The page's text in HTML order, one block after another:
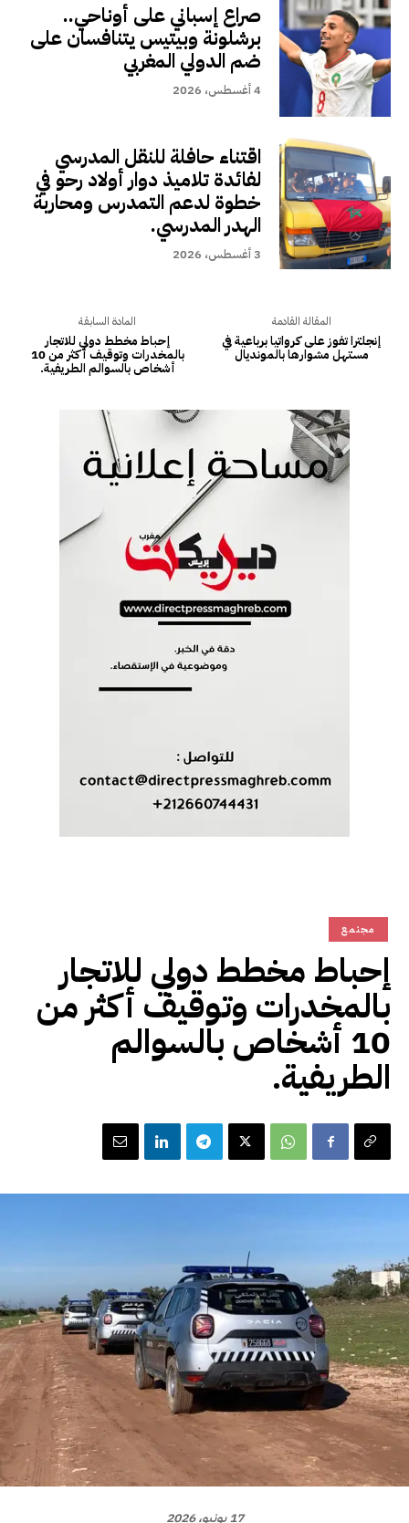
صراع إسباني على أوناحي..
برشلونة وبيتيس يتنافسان على
ضم الدولي المغربي
4 أغسطس، 2026
اقتناء حافلة للنقل المدرسي
لفائدة تلاميذ دوار أولاد رحو في
خطوة لدعم التمدرس ومحاربة
الهدر المدرسي.
3 أغسطس، 2026
المادة السابقة
إحباط مخطط دولي للاتجار
بالمخدرات وتوقيف أكثر من 10
أشخاص بالسوالم الطريفية.
المقالة القادمة
إنجلترا تفوز على كرواتيا برباعية في
مستهل مشوارها بالمونديال